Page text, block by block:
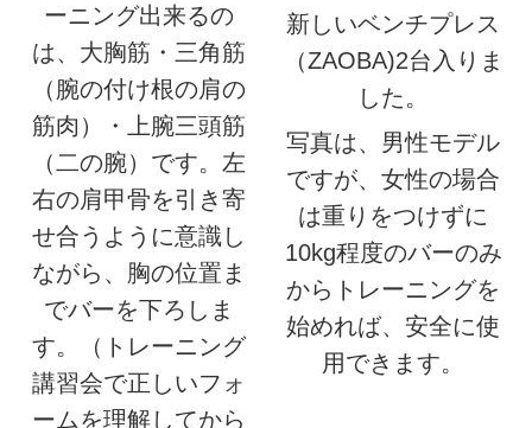
ーニング出来るの
は、大胸筋・三角筋
（腕の付け根の肩の
筋肉）・上腕三頭筋
（二の腕）です。左
右の肩甲骨を引き寄
せ合うように意識し
ながら、胸の位置ま
でバーを下ろしま
す。（トレーニング
講習会で正しいフォ
ームを理解してから
新しいベンチプレス
（ZAOBA)2台入りま
した。
写真は、男性モデル
ですが、女性の場合
は重りをつけずに
10kg程度のバーのみ
からトレーニングを
始めれば、安全に使
用できます。